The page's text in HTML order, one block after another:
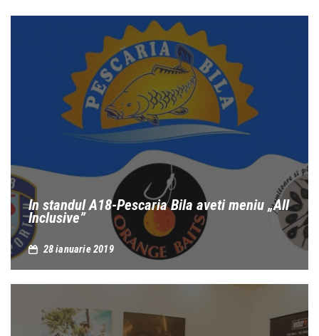
In standul A18-Pescaria Bila aveti meniu „All
Inclusive”
28 ianuarie 2019